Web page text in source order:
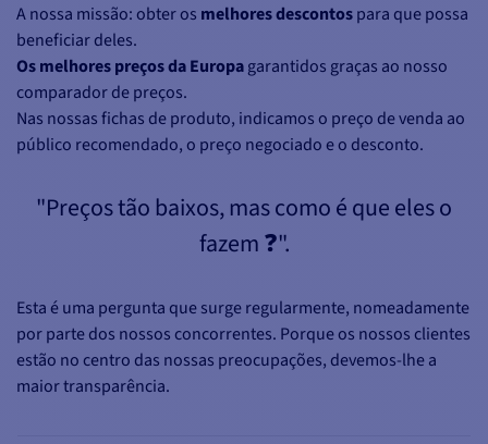
A nossa missão: obter os melhores descontospara que possa
beneficiar deles.
Os melhores preços da Europagarantidos graças ao nosso
comparador de preços.
Nas nossas fichas de produto, indicamos o preço de venda ao
público recomendado, o preço negociado e o desconto.
"Preços tão baixos, mas como é que eles o
fazem ❓".
Esta é uma pergunta que surge regularmente, nomeadamente
por parte dos nossos concorrentes. Porque os nossos clientes
estão no centro das nossas preocupações, devemos-lhe a
maior transparência.